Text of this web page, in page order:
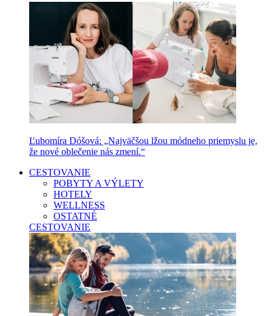
Ľubomíra Dóšová: „Najväčšou lžou módneho priemyslu je,
že nové oblečenie nás zmení.“
CESTOVANIE
POBYTY A VÝLETY
HOTELY
WELLNESS
OSTATNÉ
CESTOVANIE